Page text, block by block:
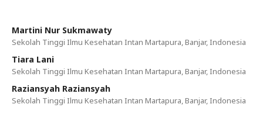
Martini Nur Sukmawaty
Sekolah Tinggi Ilmu Kesehatan Intan Martapura, Banjar, Indonesia
Tiara Lani
Sekolah Tinggi Ilmu Kesehatan Intan Martapura, Banjar, Indonesia
Raziansyah Raziansyah
Sekolah Tinggi Ilmu Kesehatan Intan Martapura, Banjar, Indonesia